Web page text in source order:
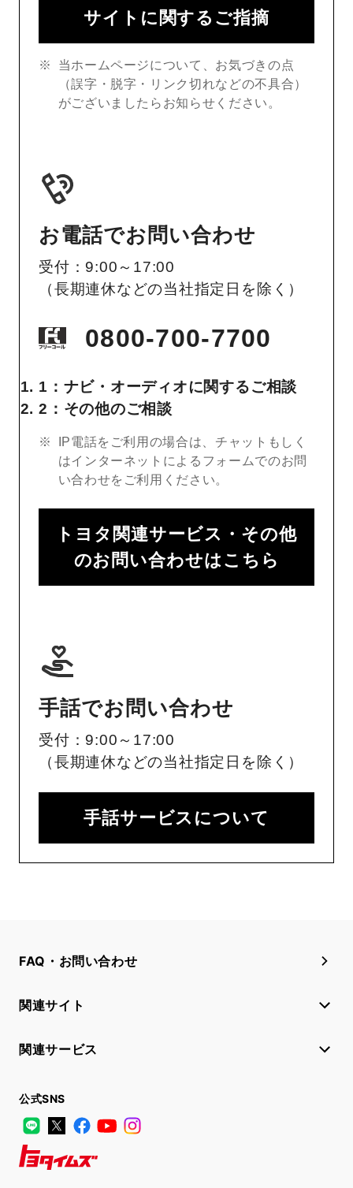
サイトに関するご指摘
当ホームページについて、お気づきの点
（誤字・脱字・リンク切れなどの不具合）
がございましたらお知らせください。
お電話でお問い合わせ
受付：9:00～17:00
（長期連休などの当社指定日を除く）
0800-700-7700
1：ナビ・オーディオに関するご相談
2：その他のご相談
IP電話をご利用の場合は、チャットもしく
はインターネットによるフォームでのお問
い合わせをご利用ください。
トヨタ関連サービス・その他
のお問い合わせはこちら
手話でお問い合わせ
受付：9:00～17:00
（長期連休などの当社指定日を除く）
手話サービスについて
FAQ・お問い合わせ
関連サイト
関連サービス
公式SNS
LINE
X FacebookYouTube